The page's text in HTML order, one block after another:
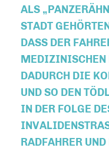
S
ADT GEHÖRTEN.
S DER FAHRER
IZINISCHEN
URCH DIE
SO DEN
DER FOLGE DES
ALIDENSTRASSE
AHRER UND